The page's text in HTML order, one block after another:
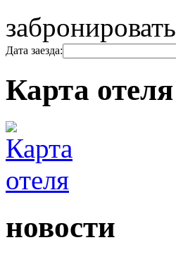
забронировать
Дата заезда:
Карта отеля
новости